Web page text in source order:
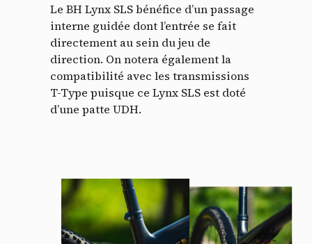
Le BH Lynx SLS bénéfice d’un passage
interne guidée dont l’entrée se fait
directement au sein du jeu de
direction. On notera également la
compatibilité avec les transmissions
T-Type puisque ce Lynx SLS est doté
d’une patte UDH.